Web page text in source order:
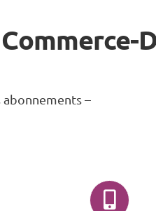
abonnements –